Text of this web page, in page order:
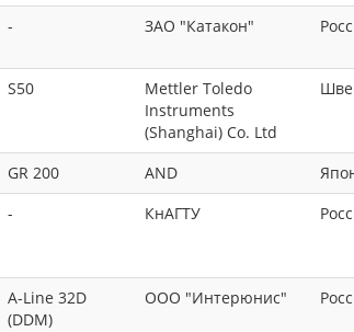
- ЗАО "Катакон"
S50
Mettler Toledo
Instruments
(Shanghai) Co. Ltd
GR 200 AND
- КнАГТУ
A-Line 32D
(DDM)
ООО "Интерюнис"